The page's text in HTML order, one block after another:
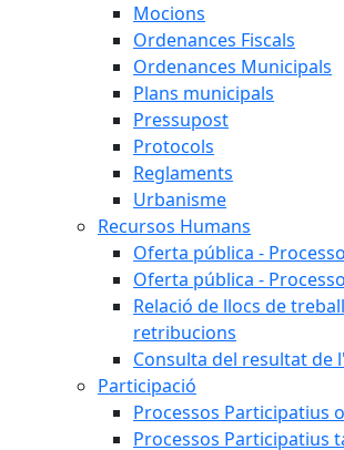
Mocions
Ordenances Fiscals
Ordenances Municipals
Plans municipals
Pressupost
Protocols
Reglaments
Urbanisme
Recursos Humans
Oferta pública -
Oferta pública -
Relació de llocs de treball
retribucions
Consulta del resultat de
Participació
Processos Participatius
Processos Participatius